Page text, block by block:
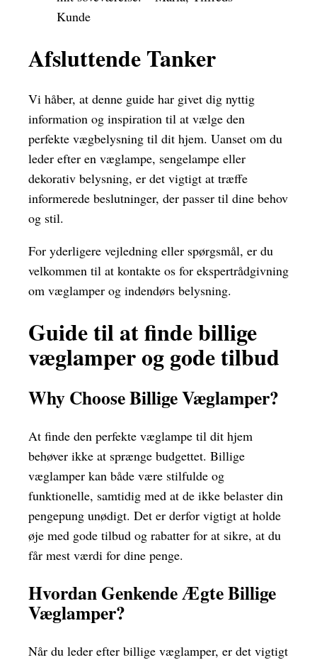
Kunde
Afsluttende Tanker
Vi håber, at denne guide har givet dig nyttig
information og inspiration til at vælge den
perfekte vægbelysning til dit hjem. Uanset om du
leder efter en væglampe, sengelampe eller
dekorativ belysning, er det vigtigt at træffe
informerede beslutninger, der passer til dine behov
og stil.
For yderligere vejledning eller spørgsmål, er du
velkommen til at kontakte os for ekspertrådgivning
om væglamper og indendørs belysning.
Guide til at finde billige
væglamper og gode tilbud
Why Choose Billige Væglamper?
At finde den perfekte væglampe til dit hjem
behøver ikke at sprænge budgettet. Billige
væglamper kan både være stilfulde og
funktionelle, samtidig med at de ikke belaster din
pengepung unødigt. Det er derfor vigtigt at holde
øje med gode tilbud og rabatter for at sikre, at du
får mest værdi for dine penge.
Hvordan Genkende Ægte Billige
Væglamper?
Når du leder efter billige væglamper, er det vigtigt